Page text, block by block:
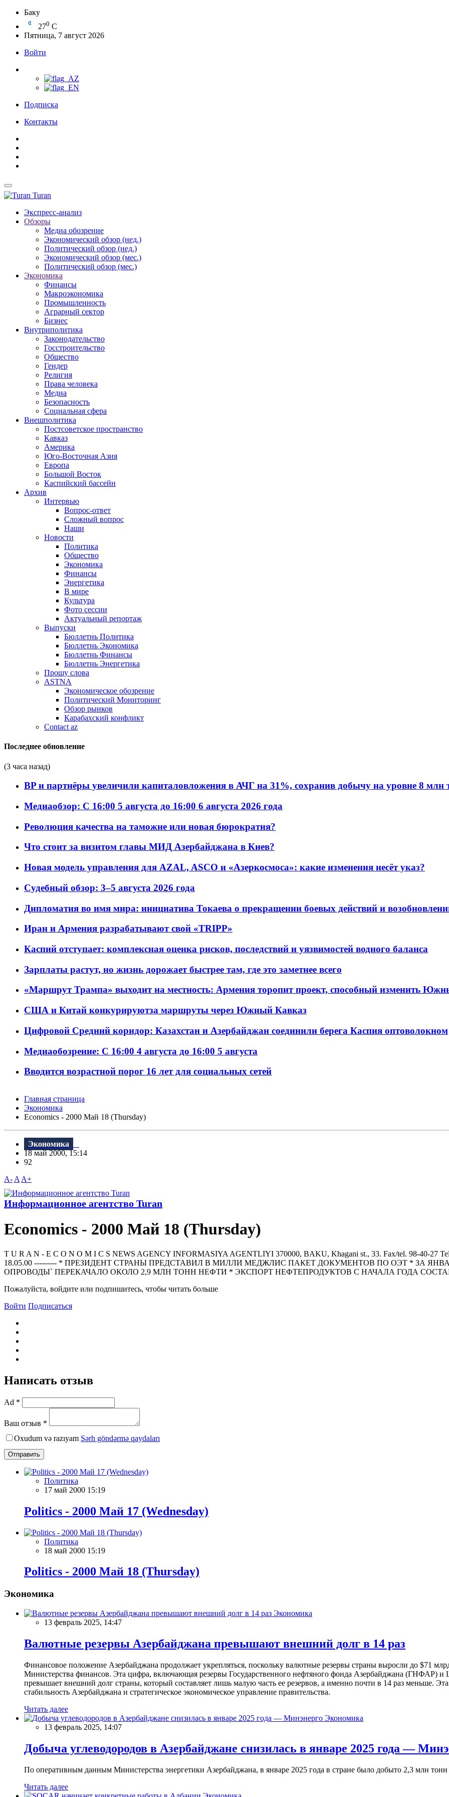
Баку
270 C
Пятница, 7 август 2026
Войти
Подписка
Контакты
Turan
Экспресс-анализ
Обзоры
Медиа обозрение
Экономический обзор (нед.)
Политический обзор (нед.)
Экономический обзор (мес.)
Политический обзор (мес.)
Экономика
Финансы
Макроэкономика
Промышленность
Аграрный сектор
Бизнес
Внутриполитика
Законодательство
Госстроительство
Общество
Гендер
Религия
Права человека
Медиа
Безопасность
Социальная сфера
Внешполитика
Постсоветское пространство
Кавказ
Америка
Юго-Восточная Азия
Европа
Большой Восток
Каспийский бассейн
Архив
Интервью
Вопрос-ответ
Сложный вопрос
Наши
Новости
Политика
Общество
Экономика
Финансы
Энергетика
В мире
Культура
Фото сессии
Актуальный репортаж
Выпуски
Бюллетнь Политика
Бюллетнь Экономика
Бюллетнь Финансы
Бюллетнь Энергетика
Прошу слова
ASTNA
Экономическое обозрение
Политический Мониторинг
Обзор рынков
Карабахский конфликт
Contact az
Последнее обновление
(3 часа назад)
BP и партнёры увеличили капиталовложения в АЧГ на 31%, сохранив добычу на уровне 8 млн
Медиаобзор: С 16:00 5 августа до 16:00 6 августа 2026 года
Революция качества на таможне или новая бюрократия?
Что стоит за визитом главы МИД Азербайджана в Киев?
Новая модель управления для AZAL, ASCO и «Азеркосмоса»: какие изменения несёт указ?
Судебный обзор: 3–5 августа 2026 года
Дипломатия во имя мира: инициатива Токаева о прекращении боевых действий и
Иран и Армения разрабатывают свой «TRIPP»
Каспий отступает: комплексная оценка рисков, последствий и уязвимостей водного баланса
Зарплаты растут, но жизнь дорожает быстрее там, где это заметнее всего
«Маршрут Трампа» выходит на местность: Армения торопит проект, способный изменить
США и Китай конкурируютза маршруты через Южный Кавказ
Цифровой Средний коридор: Казахстан и Азербайджан соединили берега Каспия оптоволокном
Медиаобозрение: С 16:00 4 августа до 16:00 5 августа
Вводится возрастной порог 16 лет для социальных сетей
Главная страница
Экономика
Economics - 2000 Май 18 (Thursday)
Экономика
18 май 2000, 15:14
92
A- A A+
Информационное агентство Turan
Economics - 2000 Май 18 (Thursday)
T U R A N - E C O N O M I C S NEWS AGENCY INFORMASIYA AGENTLIYI 370000, BAKU, Khagani st., 33. Fax/tel. 98-40-27
18.05.00 --------- * ПРЕЗИДЕНТ СТРАНЫ ПРЕДСТАВИЛ В МИЛЛИ МЕДЖЛИС ПАКЕТ ДОКУМЕНТОВ ПО ОЭТ * ЗА
ОПРОВОДЫ` ПЕРЕКАЧАЛО ОКОЛО 2,9 МЛН ТОНН НЕФТИ * ЭКСПОРТ НЕФТЕПРОДУКТОВ С НАЧАЛА ГОДА
Пожалуйста, войдите или подпишитесь, чтобы читать больше
Войти Подписаться
Написать отзыв
Ad *
Ваш отзыв *
Oxudum və razıyam Şərh göndərmə qaydaları
Отправить
Политика
17 май 2000 15:19
Politics - 2000 Май 17 (Wednesday)
Политика
18 май 2000 15:19
Politics - 2000 Май 18 (Thursday)
Экономика
Экономика
13 февраль 2025, 14:47
Валютные резервы Азербайджана превышают внешний долг в 14 раз
Финансовое положение Азербайджана продолжает укрепляться, поскольку валютные резервы страны выросли до $71
Министерства финансов. Эта цифра, включающая резервы Государственного нефтяного фонда Азербайджана (ГНФАР) и
превышает внешний долг страны, который составляет лишь малую часть ее резервов, а именно почти в 14 раз меньше.
стабильность Азербайджана и стратегическое экономическое управление правительства.
Читать далее
Экономика
13 февраль 2025, 14:07
Добыча углеводородов в Азербайджане снизилась в январе 2025 года —
По оперативным данным Министерства энергетики Азербайджана, в январе 2025 года в стране было добыто 2,3 млн
Читать далее